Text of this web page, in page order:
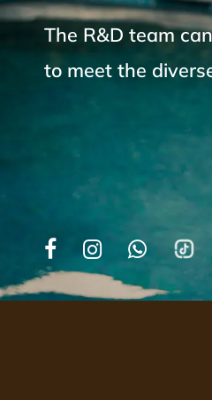
The R&D team
to meet the